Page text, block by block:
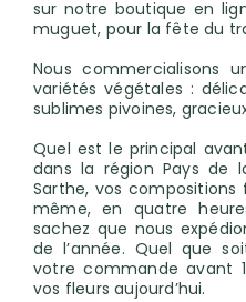
sur notre boutique en
muguet, pour la fête du
Nous commercialisons
variétés végétales :
sublimes pivoines,
Quel est le principal
dans la région Pays de
Sarthe, vos
même, en quatre
sachez que nous
de l’année. Quel que
votre commande avant
vos fleurs aujourd’hui.